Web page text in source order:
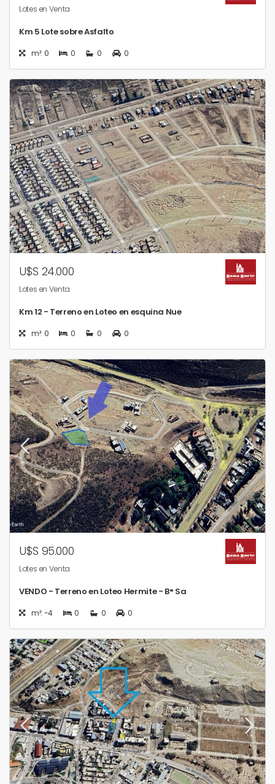
Lotes en Venta
Km 5 Lote sobre Asfalto
m²: 0 0 0 0
U$S 24.000
Lotes en Venta
Km 12 - Terreno en Loteo en esquina Nue
m²: 0 0 0 0
U$S 95.000
Lotes en Venta
VENDO - Terreno en Loteo Hermite - B° Sa
m²: -4 0 0 0